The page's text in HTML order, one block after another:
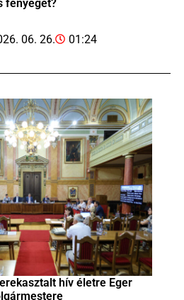
fenyeget?
06. 26. 01:24
hív életre Eger